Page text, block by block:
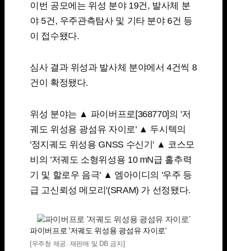
이번 공모에는 위성 분야 19건, 발사체 분
야 5건, 우주관측탐사 및 기타 분야 6건 등
이 접수됐다.
심사 결과 위성과 발사체 분야에서 4건씩 8
건이 확정됐다.
위성 분야는 ▲ 파이버프로[368770]의 '저
궤도 위성용 광섬유 자이로' ▲ 두시텍의
'정지궤도 위성용 GNSS 수신기' ▲ 코스모
비의 '저궤도 소형위성용 10 mN급 홀추력
기 및 할로우 음극' ▲ 엠아이디의 '우주 등
급 고신뢰성 메모리'(SRAM) 가 선정됐다.
파이버프로 '저궤도 위성용 광섬유 자이로'
[우주청 제공. 재판매 및 DB 금지]